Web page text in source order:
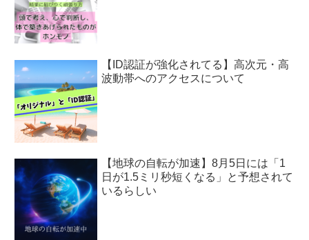
【ID認証が強化されてる】高次元・高
波動帯へのアクセスについて
【地球の自転が加速】8月5日には「1
日が1.5ミリ秒短くなる」と予想されて
いるらしい